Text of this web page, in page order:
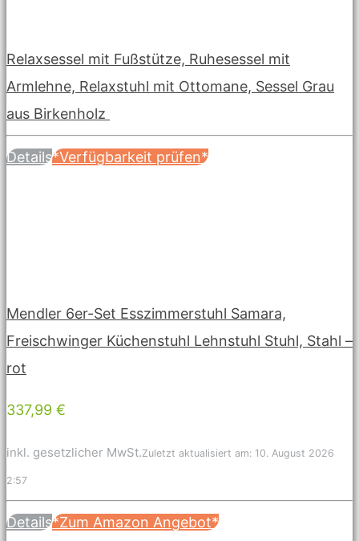
Relaxsessel mit Fußstütze, Ruhesessel mit
Armlehne, Relaxstuhl mit Ottomane, Sessel Grau
aus Birkenholz
Details*Verfügbarkeit prüfen*
Mendler 6er-Set Esszimmerstuhl Samara,
Freischwinger Küchenstuhl Lehnstuhl Stuhl, Stahl –
rot
337,99 €
inkl. gesetzlicher MwSt.Zuletzt aktualisiert am: 10. August 2026
2:57
Details*Zum Amazon Angebot*